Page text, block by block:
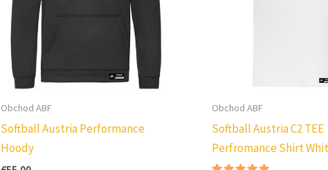
Obchod ABF
Softball Austria Performance
Hoody
Obchod ABF
Softball Austria C2 TEE
Perfromance Shirt